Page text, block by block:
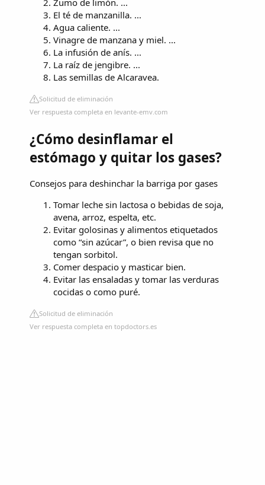
El té de manzanilla. ...
Agua caliente. ...
Vinagre de manzana y miel. ...
La infusión de anís. ...
La raíz de jengibre. ...
Las semillas de Alcaravea.
Solicitud de eliminación
Ver respuesta completa en levante-emv.com
¿Cómo desinflamar el
estómago y quitar los gases?
Consejos para deshinchar la barriga por gases
Tomar leche sin lactosa o bebidas de soja,
avena, arroz, espelta, etc.
Evitar golosinas y alimentos etiquetados
como “sin azúcar”, o bien revisa que no
tengan sorbitol.
Comer despacio y masticar bien.
Evitar las ensaladas y tomar las verduras
cocidas o como puré.
Solicitud de eliminación
Ver respuesta completa en topdoctors.es